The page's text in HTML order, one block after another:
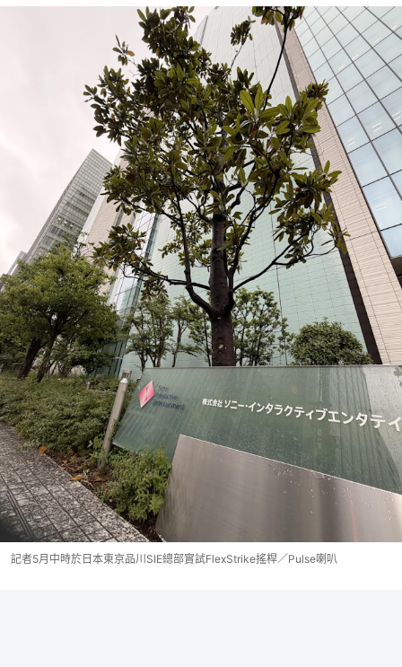
記者5月中時於日本東京品川SIE總部實試FlexStrike搖桿／Pulse喇叭